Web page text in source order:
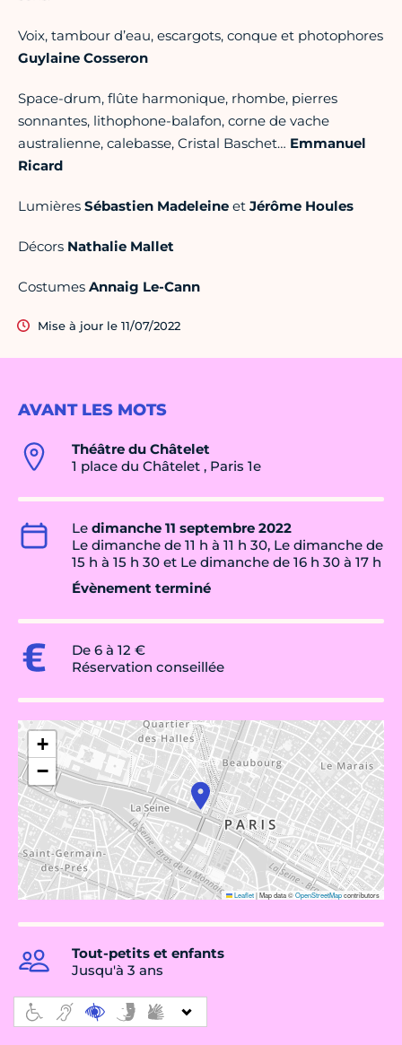
AVANT LES MOTS
Théâtre du Châtelet
1 place du Châtelet , Paris 1e
Le dimanche 11 septembre 2022
Le dimanche de 11 h à 11 h 30, Le dimanche de
15 h à 15 h 30 et Le dimanche de 16 h 30 à 17 h
Évènement terminé
De 6 à 12 €
Réservation conseillée
+
−
Leaflet|Map data ©OpenStreetMapcontributors
Tout-petits et enfants
Jusqu'à 3 ans
Voix, tambour d’eau, escargots, conque et photophores
Guylaine Cosseron
Space-drum, flûte harmonique, rhombe, pierres
sonnantes, lithophone-balafon, corne de vache
australienne, calebasse, Cristal Baschet… Emmanuel
Ricard
Lumières Sébastien Madeleine et Jérôme Houles
Décors Nathalie Mallet
Costumes Annaig Le-Cann
Mise à jour le 11/07/2022